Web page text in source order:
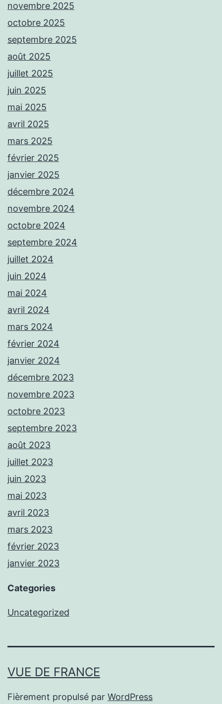
novembre 2025
octobre 2025
septembre 2025
août 2025
juillet 2025
juin 2025
mai 2025
avril 2025
mars 2025
février 2025
janvier 2025
décembre 2024
novembre 2024
octobre 2024
septembre 2024
juillet 2024
juin 2024
mai 2024
avril 2024
mars 2024
février 2024
janvier 2024
décembre 2023
novembre 2023
octobre 2023
septembre 2023
août 2023
juillet 2023
juin 2023
mai 2023
avril 2023
mars 2023
février 2023
janvier 2023
Categories
Uncategorized
VUE DE FRANCE
Fièrement propulsé par WordPress